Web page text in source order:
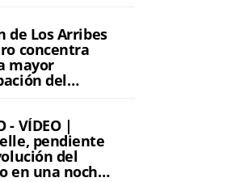
de Los Arribes
concentra
mayor
del
- VÍDEO |
pendiente
del
en una noche